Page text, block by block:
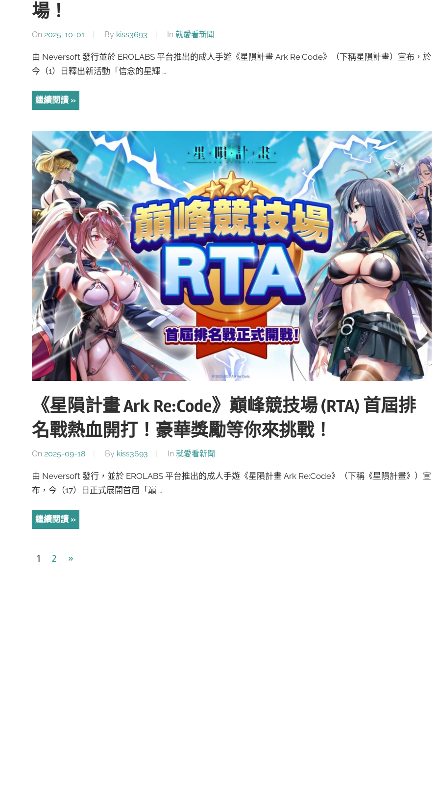
場！
On 2025-10-01 By kiss3693 In 就愛看新聞
由 Neversoft 發行並於 EROLABS 平台推出的成人手遊《星隕計畫 Ark Re:Code》（下稱星隕計畫）宣布，於
今（1）日釋出新活動「信念的星輝 …
繼續閱讀
《星隕計畫 Ark Re:Code》巔峰競技場 (RTA) 首屆排
名戰熱血開打！豪華獎勵等你來挑戰！
On 2025-09-18 By kiss3693 In 就愛看新聞
由 Neversoft 發行，並於 EROLABS 平台推出的成人手遊《星隕計畫 Ark Re:Code》（下稱《星隕計畫》）宣
布，今（17）日正式展開首屆「巔 …
繼續閱讀
文
1 2
Next
»